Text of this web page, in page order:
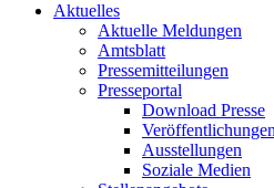
Aktuelles
Aktuelle Meldungen
Amtsblatt
Pressemitteilungen
Presseportal
Download Presse
Veröffentlichungen
Ausstellungen
Soziale Medien